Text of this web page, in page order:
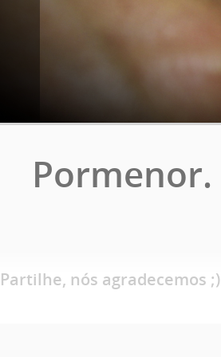
Pormenor.
Partilhe, nós agradecemos ;)